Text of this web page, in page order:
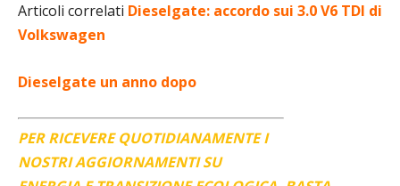
Articoli correlati Dieselgate: accordo sui 3.0 V6 TDI di
Volkswagen
Dieselgate un anno dopo
PER RICEVERE QUOTIDIANAMENTE I
NOSTRI AGGIORNAMENTI SU